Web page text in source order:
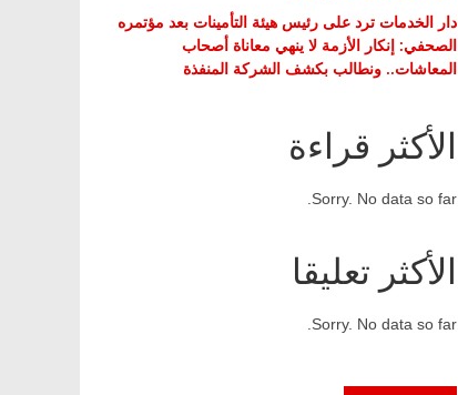
دار الخدمات ترد على رئيس هيئة التأمينات بعد مؤتمره
الصحفي: إنكار الأزمة لا ينهي معاناة أصحاب
المعاشات.. ونطالب بكشف الشركة المنفذة
الأكثر قراءة
Sorry. No data so far.
الأكثر تعليقا
Sorry. No data so far.